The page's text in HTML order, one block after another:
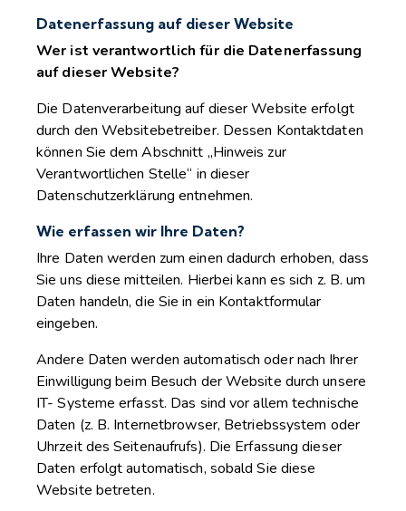
Datenerfassung auf dieser Website
Wer ist verantwortlich für die Datenerfassung
auf dieser Website?
Die Datenverarbeitung auf dieser Website erfolgt
durch den Websitebetreiber. Dessen Kontaktdaten
können Sie dem Abschnitt „Hinweis zur
Verantwortlichen Stelle“ in dieser
Datenschutzerklärung entnehmen.
Wie erfassen wir Ihre Daten?
Ihre Daten werden zum einen dadurch erhoben, dass
Sie uns diese mitteilen. Hierbei kann es sich z. B. um
Daten handeln, die Sie in ein Kontaktformular
eingeben.
Andere Daten werden automatisch oder nach Ihrer
Einwilligung beim Besuch der Website durch unsere
IT- Systeme erfasst. Das sind vor allem technische
Daten (z. B. Internetbrowser, Betriebssystem oder
Uhrzeit des Seitenaufrufs). Die Erfassung dieser
Daten erfolgt automatisch, sobald Sie diese
Website betreten.